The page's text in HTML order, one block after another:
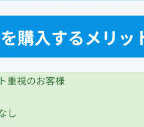
購入するメリッ
重視のお客様
し